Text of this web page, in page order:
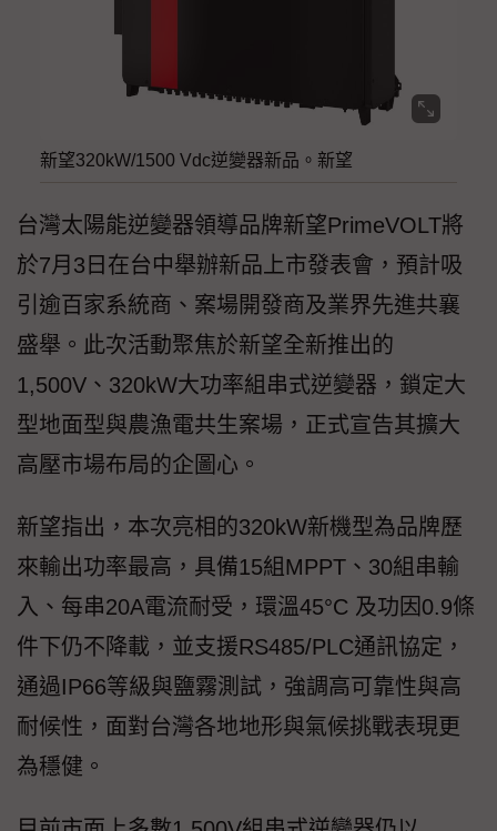
新望320kW/1500 Vdc逆變器新品。新望
台灣太陽能逆變器領導品牌新望PrimeVOLT將
於7月3日在台中舉辦新品上市發表會，預計吸
引逾百家系統商、案場開發商及業界先進共襄
盛舉。此次活動聚焦於新望全新推出的
1,500V、320kW大功率組串式逆變器，鎖定大
型地面型與農漁電共生案場，正式宣告其擴大
高壓市場布局的企圖心。
新望指出，本次亮相的320kW新機型為品牌歷
來輸出功率最高，具備15組MPPT、30組串輸
入、每串20A電流耐受，環溫45°C 及功因0.9條
件下仍不降載，並支援RS485/PLC通訊協定，
通過IP66等級與鹽霧測試，強調高可靠性與高
耐候性，面對台灣各地地形與氣候挑戰表現更
為穩健。